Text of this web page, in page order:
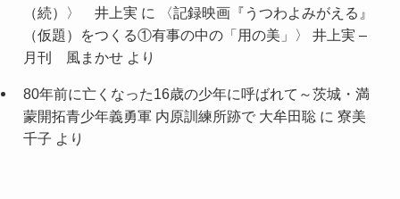
（続）〉 井上実 に
〈記録映画『うつわよみがえる』
（仮題）をつくる①有事の中の「用の美」〉 井上実 –
月刊 風まかせより
80年前に亡くなった16歳の少年に呼ばれて～茨城・満
蒙開拓青少年義勇軍 内原訓練所跡で 大牟田聡に 寮美
千子 より